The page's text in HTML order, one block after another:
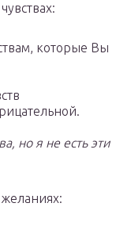
которые Вы
но я не есть эти